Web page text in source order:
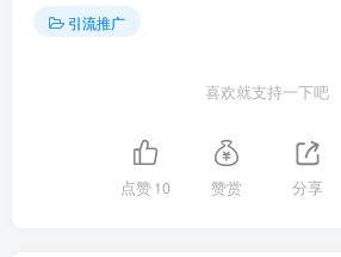
引流推广
喜欢就支持一下吧
点赞10 赞赏 分享